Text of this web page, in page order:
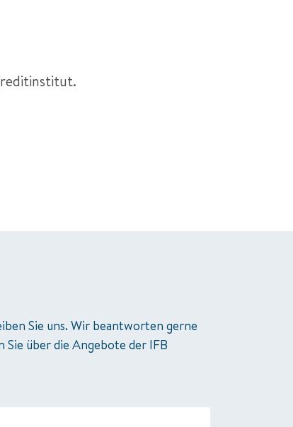
Sie uns. Wir beantworten gerne
über die Angebote der IFB